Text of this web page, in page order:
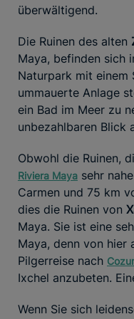
überwältigend.
Die Ruinen des alten
Maya, befinden sich
Naturpark mit einem
ummauerte Anlage
ein Bad im Meer zu
unbezahlbaren Blick
Obwohl die Ruinen,
Riviera Maya sehr
Carmen und 75 km
dies die Ruinen von
Maya. Sie ist eine
Maya, denn von hier
Pilgerreise nach
Ixchel anzubeten.
Wenn Sie sich